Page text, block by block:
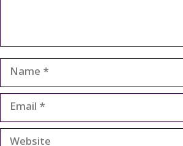
Name
Email
Website